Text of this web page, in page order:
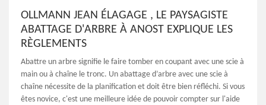
OLLMANN JEAN ÉLAGAGE , LE PAYSAGISTE
ABATTAGE D'ARBRE À ANOST EXPLIQUE LES
RÈGLEMENTS
Abattre un arbre signifie le faire tomber en coupant avec une scie à
main ou à chaîne le tronc. Un abattage d’arbre avec une scie à
chaîne nécessite de la planification et doit être bien réfléchi. Si vous
êtes novice, c'est une meilleure idée de pouvoir compter sur l'aide